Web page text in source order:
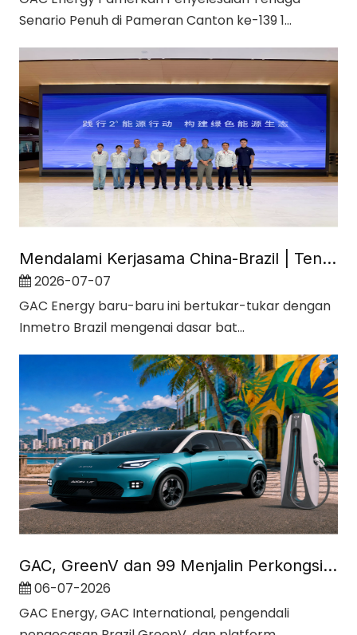
Senario Penuh di Pameran Canton ke-139 1...
Mendalami Kerjasama China-Brazil | Tenaga GAC ​​Memperkasakan Masa Depan Mobiliti Elektrik di Brazil
2026-07-07
GAC Energy baru-baru ini bertukar-tukar dengan
Inmetro Brazil mengenai dasar bat...
GAC, GreenV dan 99 Menjalin Perkongsian Strategik untuk Membina Ekosistem Pengecasan Pantas untuk Mobiliti Elektrik di Brazil
06-07-2026
GAC Energy, GAC International, pengendali